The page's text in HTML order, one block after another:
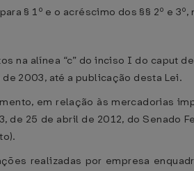
§ 1º e o acréscimo dos §§ 2º e
na alínea “c” do inciso I do caput
2003, até a publicação desta Lei.
em relação às mercadorias
de 25 de abril de 2012, do
realizadas por empresa